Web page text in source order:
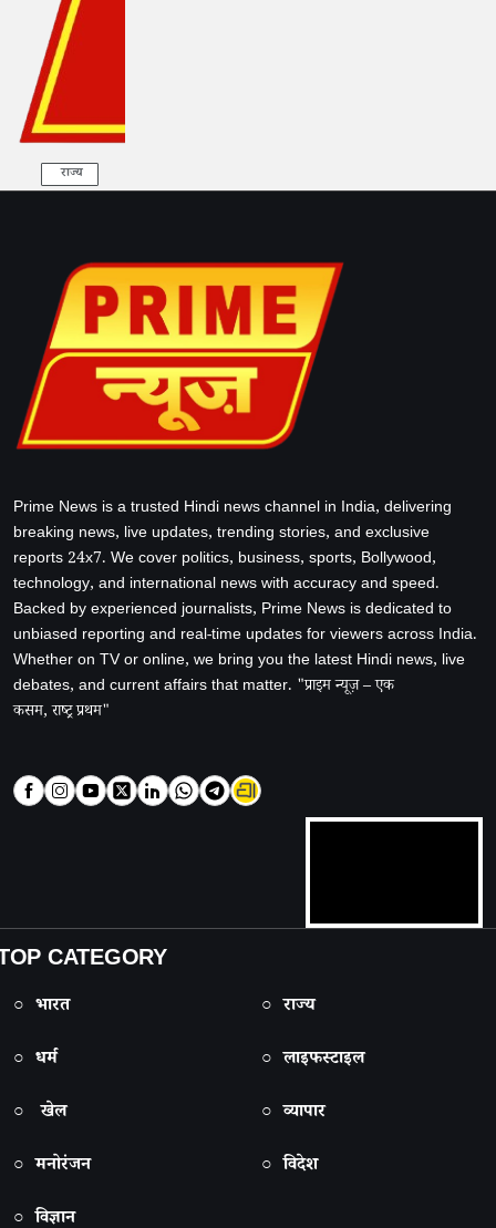
राज्य
Prime News is a trusted Hindi news channel in India, delivering
breaking news, live updates, trending stories, and exclusive
reports 24x7. We cover politics, business, sports, Bollywood,
technology, and international news with accuracy and speed.
Backed by experienced journalists, Prime News is dedicated to
unbiased reporting and real-time updates for viewers across India.
Whether on TV or online, we bring you the latest Hindi news, live
debates, and current affairs that matter. "प्राइम न्यूज़ – एक
कसम, राष्ट्र प्रथम"
CATEGORY
○ भारत
○ राज्य
○ धर्म
○ लाइफस्टाइल
○ खेल
○ व्यापार
○ मनोरंजन
○ विदेश
○ विज्ञान